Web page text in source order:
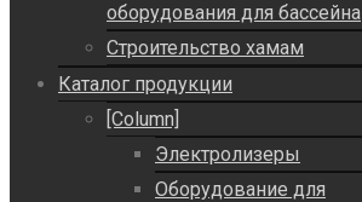
оборудования для бассейна
Строительство хамам
Каталог продукции
[Column]
Электролизеры
Оборудование для